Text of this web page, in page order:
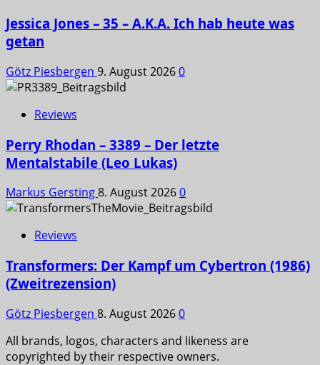
Jessica Jones – 35 – A.K.A. Ich hab heute was
getan
Götz Piesbergen 9. August 20260
Reviews
Perry Rhodan – 3389 – Der letzte
Mentalstabile (Leo Lukas)
Markus Gersting8. August 20260
Reviews
Transformers: Der Kampf um Cybertron (1986)
(Zweitrezension)
Götz Piesbergen 8. August 20260
All brands, logos, characters and likeness are
copyrighted by their respective owners.